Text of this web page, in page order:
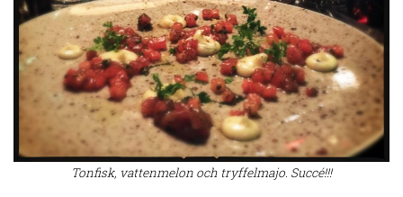
Tonfisk, vattenmelon och tryffelmajo. Succé!!!